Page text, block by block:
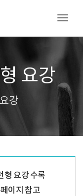
요강
강
형 요강 수록
이지 참고